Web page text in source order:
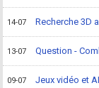
14-07 Recherche 3D
13-07 Question -
09-07 Jeux vidéo et